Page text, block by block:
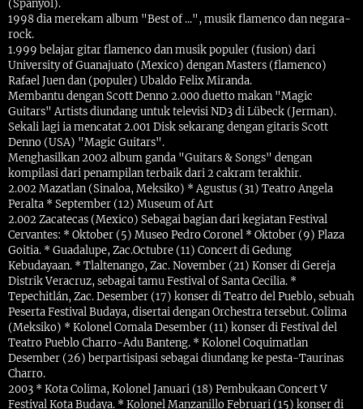
(Spanyol).
1998 dia merekam album "Best of ...", musik flamenco dan negara-
rock.
1.999 belajar gitar flamenco dan musik populer (fusion) dari
University of Guanajuato (Mexico) dengan Masters (flamenco)
Rafael Juen dan (populer) Ubaldo Felix Miranda.
Membantu dengan Scott Denno 2.000 duetto makan "Magic
Guitars" Artists diundang untuk televisi ND3 di Lübeck (Jerman).
Sekali lagi ia mencatat 2.001 Disk sekarang dengan gitaris Scott
Denno (USA) "Magic Guitars".
Menghasilkan 2002 album ganda "Guitars & Songs" dengan
kompilasi dari penampilan terbaik dari 2 cakram terakhir.
2.002 Mazatlan (Sinaloa, Meksiko) * Agustus (31) Teatro Angela
Peralta * September (12) Museum of Art
2.002 Zacatecas (Mexico) Sebagai bagian dari kegiatan Festival
Cervantes: * Oktober (5) Museo Pedro Coronel * Oktober (9) Plaza
Goitia. * Guadalupe, Zac.Octubre (11) Concert di Gedung
Kebudayaan. * Tlaltenango, Zac. November (21) Konser di Gereja
Distrik Veracruz, sebagai tamu Festival of Santa Cecilia. *
Tepechitlán, Zac. Desember (17) konser di Teatro del Pueblo, sebuah
Peserta Festival Budaya, disertai dengan Orchestra tersebut. Colima
(Meksiko) * Kolonel Comala Desember (11) konser di Festival del
Teatro Pueblo Charro-Adu Banteng. * Kolonel Coquimatlan
Desember (26) berpartisipasi sebagai diundang ke pesta-Taurinas
Charro.
2003 * Kota Colima, Kolonel Januari (18) Pembukaan Concert V
Festival Kota Budaya. * Kolonel Manzanillo Februari (15) konser di